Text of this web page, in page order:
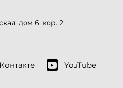
дом 6, кор. 2
YouTube